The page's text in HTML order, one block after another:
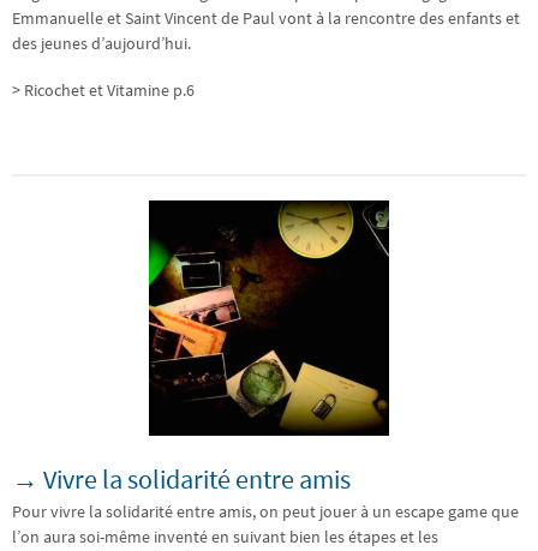
Emmanuelle et Saint Vincent de Paul vont à la rencontre des enfants et
des jeunes d’aujourd’hui.
> Ricochet et Vitamine p.6
→ Vivre la solidarité entre amis
Pour vivre la solidarité entre amis, on peut jouer à un escape game que
l’on aura soi-même inventé en suivant bien les étapes et les